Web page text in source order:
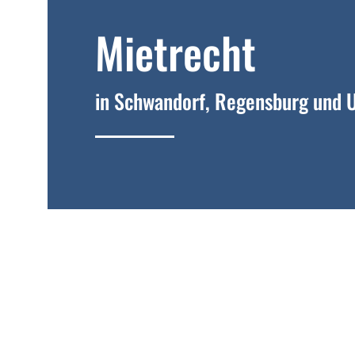
Mietrecht
in Schwandorf, Regensburg und